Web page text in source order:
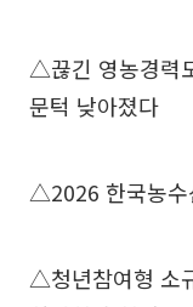
△끊긴 영농경력
문턱 낮아졌다
△2026 한국농수
△청년참여형 소